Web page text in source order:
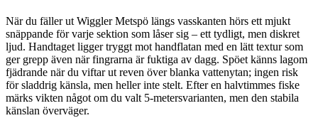
När du fäller ut Wiggler Metspö längs vasskanten hörs ett mjukt
snäppande för varje sektion som låser sig – ett tydligt, men diskret
ljud. Handtaget ligger tryggt mot handflatan med en lätt textur som
ger grepp även när fingrarna är fuktiga av dagg. Spöet känns lagom
fjädrande när du viftar ut reven över blanka vattenytan; ingen risk
för sladdrig känsla, men heller inte stelt. Efter en halvtimmes fiske
märks vikten något om du valt 5-metersvarianten, men den stabila
känslan överväger.